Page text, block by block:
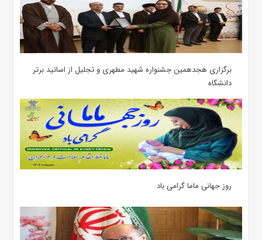
برگزاری هجدهمین جشنواره شهید مطهری و تجلیل از اساتید برتر
دانشگاه
روز جهانی ماما گرامی باد